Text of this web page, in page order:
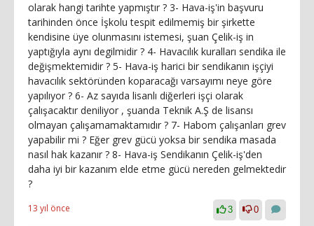
olarak hangi tarihte yapmıştır ? 3- Hava-iş'in başvuru
tarihinden önce İşkolu tespit edilmemiş bir şirkette
kendisine üye olunmasını istemesi, şuan Çelik-iş in
yaptığıyla aynı degilmidir ? 4- Havacılık kuralları sendika ile
değişmektemidir ? 5- Hava-iş harici bir sendikanın işçiyi
havacılık sektöründen koparacağı varsayımı neye göre
yapılıyor ? 6- Az sayıda lisanlı diğerleri işçi olarak
çalışacaktır deniliyor , şuanda Teknik A.Ş de lisansı
olmayan çalışamamaktamıdır ? 7- Habom çalışanları grev
yapabilir mi ? Eğer grev gücü yoksa bir sendika masada
nasıl hak kazanır ? 8- Hava-iş Sendikanın Çelik-iş'den
daha iyi bir kazanım elde etme gücü nereden gelmektedir
?
13 yıl önce 3 0